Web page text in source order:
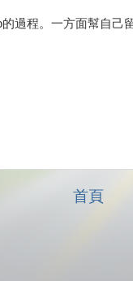
過程。一方面幫自己
首頁